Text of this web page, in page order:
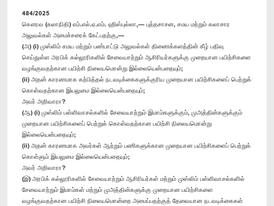
484/2025
கௌரவ (கலாநிதி) எம்.எல்.ஏ.எம். ஹிஸ்புல்லா,— புத்தசாசன, சமய மற்றும் கலாசார
அலுவல்கள் அமைச்சரைக் கேட்பதற்கு,—
(அ) (i) முஸ்லிம் சமய மற்றும் பண்பாட்டு அலுவல்கள் திணைக்களத்தின் கீழ் பதிவு
செய்துள்ள அரபிக் கல்லூரிகளில் சேவையாற்றும் ஆசிரியர்களுக்கு முறையான பயிற்சிகளை
வழங்குவதற்கான பயிற்சி நிலையமொன்று இல்லையென்பதையும்;
(ii) அதன் காரணமாக கற்பித்தல் நடவடிக்கைகளுக்குரிய முறையான பயிற்சிகளைப் பெற்றுக்
கொள்வதற்கான இயலுமை இல்லையென்பதையும்;
அவர் அறிவாரா?
(ஆ) (i) முஸ்லிம் பள்ளிவாசல்களில் சேவையாற்றும் இமாம்களுக்கும், முஅத்தின்களுக்கும்
முறையான பயிற்சிகளைப் பெற்றுக் கொள்வதற்கான பயிற்சி நிலையமொன்று
இல்லையென்பதையும்;
(ii) அதன் காரணமாக அவர்கள் ஆற்றும் பணிகளுக்கான முறையான பயிற்சிகளைப் பெற்றுக்
கொள்ளும் இயலுமை இல்லையென்பதையும்;
அவர் அறிவாரா?
(இ) அரபிக் கல்லூரிகளில் சேவையாற்றும் ஆசிரியர்கள் மற்றும் முஸ்லிம் பள்ளிவாசல்களில்
சேவையாற்றும் இமாம்கள் மற்றும் முஅத்தின்களுக்கு முறையான பயிற்சிகளை
வழங்குவதற்கான பயிற்சி நிலையமொன்றை அமைப்பதற்குத் தேவையான நடவடிக்கைகள்